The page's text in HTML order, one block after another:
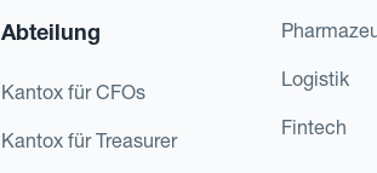
Abteilung
Kantox für CFOs
Kantox für Treasurer
Logistik
Fintech